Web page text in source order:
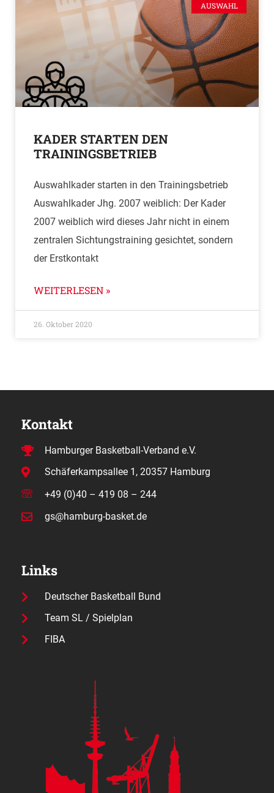
AUSWAHL
KADER STARTEN DEN
TRAININGSBETRIEB
Auswahlkader starten in den Trainingsbetrieb
Auswahlkader Jhg. 2007 weiblich: Der Kader
2007 weiblich wird dieses Jahr nicht in einem
zentralen Sichtungstraining gesichtet, sondern
der Erstkontakt
WEITERLESEN »
26. Oktober 2020
Kontakt
Hamburger Basketball-Verband e.V.
Schäferkampsallee 1, 20357 Hamburg
+49 (0)40 – 419 08 – 244
gs@hamburg-basket.de
Links
Deutscher Basketball Bund
Team SL / Spielplan
FIBA